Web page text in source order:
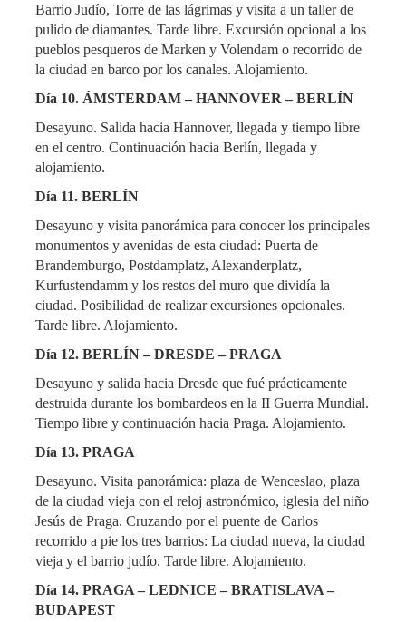
Barrio Judío, Torre de las lágrimas y visita a un taller de
pulido de diamantes. Tarde libre. Excursión opcional a los
pueblos pesqueros de Marken y Volendam o recorrido de
la ciudad en barco por los canales. Alojamiento.
Día 10. ÁMSTERDAM – HANNOVER – BERLÍN
Desayuno. Salida hacia Hannover, llegada y tiempo libre
en el centro. Continuación hacia Berlín, llegada y
alojamiento.
Día 11. BERLÍN
Desayuno y visita panorámica para conocer los principales
monumentos y avenidas de esta ciudad: Puerta de
Brandemburgo, Postdamplatz, Alexanderplatz,
Kurfustendamm y los restos del muro que dividía la
ciudad. Posibilidad de realizar excursiones opcionales.
Tarde libre. Alojamiento.
Día 12. BERLÍN – DRESDE – PRAGA
Desayuno y salida hacia Dresde que fué prácticamente
destruida durante los bombardeos en la II Guerra Mundial.
Tiempo libre y continuación hacia Praga. Alojamiento.
Día 13. PRAGA
Desayuno. Visita panorámica: plaza de Wenceslao, plaza
de la ciudad vieja con el reloj astronómico, iglesia del niño
Jesús de Praga. Cruzando por el puente de Carlos
recorrido a pie los tres barrios: La ciudad nueva, la ciudad
vieja y el barrio judío. Tarde libre. Alojamiento.
Día 14. PRAGA – LEDNICE – BRATISLAVA –
BUDAPEST